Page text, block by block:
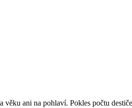
věku ani na pohlaví. Pokles počtu